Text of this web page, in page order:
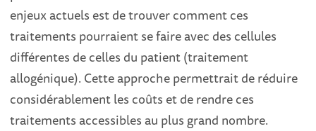
enjeux actuels est de trouver comment ces
traitements pourraient se faire avec des cellules
différentes de celles du patient (traitement
allogénique). Cette approche permettrait de réduire
considérablement les coûts et de rendre ces
traitements accessibles au plus grand nombre.